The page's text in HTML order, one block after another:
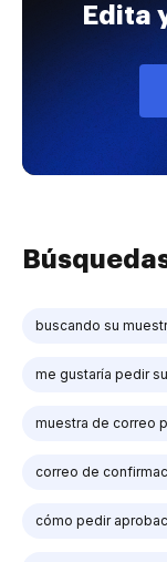
Edita
buscando su
me gustaría pedir
muestra de correo
correo de
cómo pedir